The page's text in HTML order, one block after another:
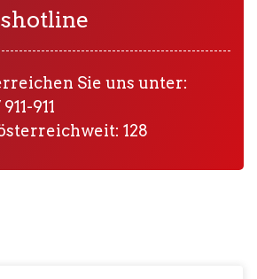
Sie uns unter:
911
128